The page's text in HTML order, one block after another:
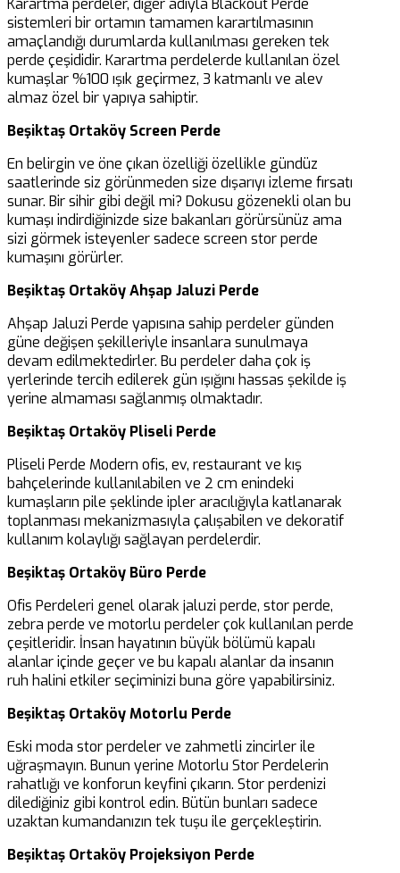
Karartma perdeler, diğer adıyla Blackout Perde
sistemleri bir ortamın tamamen karartılmasının
amaçlandığı durumlarda kullanılması gereken tek
perde çeşididir. Karartma perdelerde kullanılan özel
kumaşlar %100 ışık geçirmez, 3 katmanlı ve alev
almaz özel bir yapıya sahiptir.
Beşiktaş Ortaköy Screen Perde
En belirgin ve öne çıkan özelliği özellikle gündüz
saatlerinde siz görünmeden size dışarıyı izleme fırsatı
sunar. Bir sihir gibi değil mi? Dokusu gözenekli olan bu
kumaşı indirdiğinizde size bakanları görürsünüz ama
sizi görmek isteyenler sadece screen stor perde
kumaşını görürler.
Beşiktaş Ortaköy Ahşap Jaluzi Perde
Ahşap Jaluzi Perde yapısına sahip perdeler günden
güne değişen şekilleriyle insanlara sunulmaya
devam edilmektedirler. Bu perdeler daha çok iş
yerlerinde tercih edilerek gün ışığını hassas şekilde iş
yerine almaması sağlanmış olmaktadır.
Beşiktaş Ortaköy Pliseli Perde
Pliseli Perde Modern ofis, ev, restaurant ve kış
bahçelerinde kullanılabilen ve 2 cm enindeki
kumaşların pile şeklinde ipler aracılığıyla katlanarak
toplanması mekanizmasıyla çalışabilen ve dekoratif
kullanım kolaylığı sağlayan perdelerdir.
Beşiktaş Ortaköy Büro Perde
Ofis Perdeleri genel olarak jaluzi perde, stor perde,
zebra perde ve motorlu perdeler çok kullanılan perde
çeşitleridir. İnsan hayatının büyük bölümü kapalı
alanlar içinde geçer ve bu kapalı alanlar da insanın
ruh halini etkiler seçiminizi buna göre yapabilirsiniz.
Beşiktaş Ortaköy Motorlu Perde
Eski moda stor perdeler ve zahmetli zincirler ile
uğraşmayın. Bunun yerine Motorlu Stor Perdelerin
rahatlığı ve konforun keyfini çıkarın. Stor perdenizi
dilediğiniz gibi kontrol edin. Bütün bunları sadece
uzaktan kumandanızın tek tuşu ile gerçekleştirin.
Beşiktaş Ortaköy Projeksiyon Perde